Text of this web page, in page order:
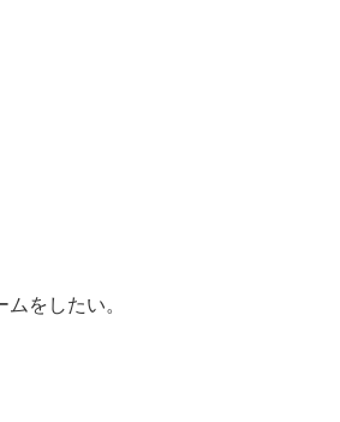
をしたい。